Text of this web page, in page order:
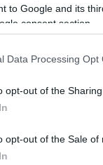
to Google and its
consent section.
Data Processing Opt
opt-out of the
opt-out of the Sale of
σύμφωνα
4
με
του Τμήματος